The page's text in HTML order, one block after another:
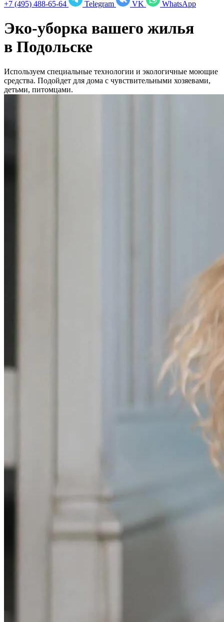
+7 (495) 488-65-64 Telegram VK WhatsApp
Эко-уборка вашего жилья
в Подольске
Используем специальные технологии и экологичные моющие
средства. Подойдет для дома с чувствительными хозяевами,
детьми, питомцами.